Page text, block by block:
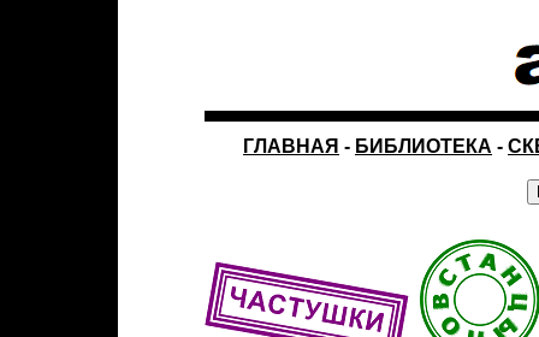
ГЛАВНАЯ - БИБЛИОТЕКА -